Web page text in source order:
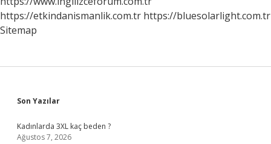
https://etkindanismanlik.com.tr https://bluesolarlight.com.tr
Sitemap
Sidebar
Son Yazılar
Kadınlarda 3XL kaç beden ?
Ağustos 7, 2026